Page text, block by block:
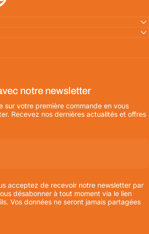
notre newsletter
sur votre première commande en vous
Recevez nos dernières actualités et offres
acceptez de recevoir notre newsletter par
désabonner à tout moment via le lien
Vos données ne seront jamais partagées